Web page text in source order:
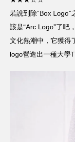
若說到除“Box
該是“Arc Logo”了吧
文化熱潮中，它獲得
logo營造出一種大學